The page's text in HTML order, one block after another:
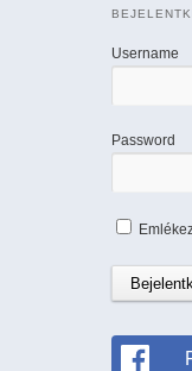
Username
Password